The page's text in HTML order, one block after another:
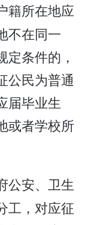
籍所在地应
不在同一
条件的，
公民为普通
届毕业生
或者学校所
公安、卫生
工，对应征